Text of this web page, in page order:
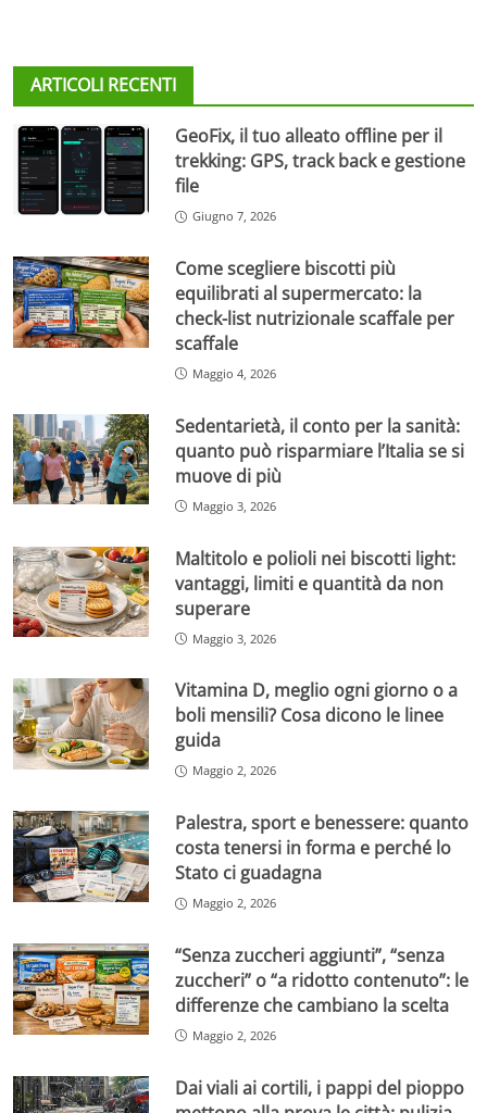
ARTICOLI RECENTI
GeoFix, il tuo alleato offline per il
trekking: GPS, track back e gestione
file
Giugno 7, 2026
Come scegliere biscotti più
equilibrati al supermercato: la
check-list nutrizionale scaffale per
scaffale
Maggio 4, 2026
Sedentarietà, il conto per la sanità:
quanto può risparmiare l’Italia se si
muove di più
Maggio 3, 2026
Maltitolo e polioli nei biscotti light:
vantaggi, limiti e quantità da non
superare
Maggio 3, 2026
Vitamina D, meglio ogni giorno o a
boli mensili? Cosa dicono le linee
guida
Maggio 2, 2026
Palestra, sport e benessere: quanto
costa tenersi in forma e perché lo
Stato ci guadagna
Maggio 2, 2026
“Senza zuccheri aggiunti”, “senza
zuccheri” o “a ridotto contenuto”: le
differenze che cambiano la scelta
Maggio 2, 2026
Dai viali ai cortili, i pappi del pioppo